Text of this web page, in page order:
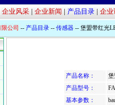
企业风采| 企业新闻 产品目录| 企业
公司 -- 产品目录 -- 传感器 -- 堡盟带红光
产品名称：
产品型号：
基本参数：